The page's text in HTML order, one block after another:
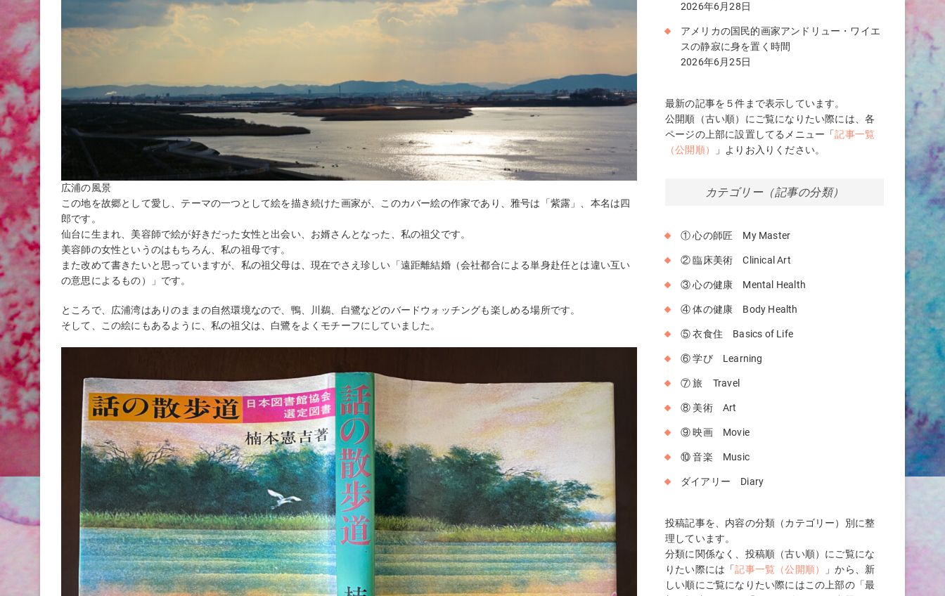
広浦の風景
この地を故郷として愛し、テーマの一つとして絵を描き続けた画家が、このカバー絵の作家であり、雅号は「紫露」、本名は四
郎です。
仙台に生まれ、美容師で絵が好きだった女性と出会い、お婿さんとなった、私の祖父です。
美容師の女性というのはもちろん、私の祖母です。
また改めて書きたいと思っていますが、私の祖父母は、現在でさえ珍しい「遠距離結婚（会社都合による単身赴任とは違い互い
の意思によるもの）」です。
ところで、広浦湾はありのままの自然環境なので、鴨、川鵜、白鷺などのバードウォッチングも楽しめる場所です。
そして、この絵にもあるように、私の祖父は、白鷺をよくモチーフにしていました。
2026年6月28日
アメリカの国民的画家アンドリュー・ワイエ
スの静寂に身を置く時間
2026年6月25日
最新の記事を５件まで表示しています。
公開順（古い順）にご覧になりたい際には、各
ページの上部に設置してるメニュー「記事一覧
（公開順）
」よりお入りください。
カテゴリー（記事の分類）
① 心の師匠 My Master
② 臨床美術 Clinical Art
③ 心の健康 Mental Health
④ 体の健康 Body Health
⑤ 衣食住 Basics of Life
⑥ 学び Learning
⑦ 旅 Travel
⑧ 美術 Art
⑨ 映画 Movie
⑩ 音楽 Music
ダイアリー Diary
投稿記事を、内容の分類（カテゴリー）別に整
理しています。
分類に関係なく、投稿順（古い順）にご覧にな
りたい際には「記事一覧（公開順）
」から、新
しい順にご覧になりたい際にはこの上部の「最